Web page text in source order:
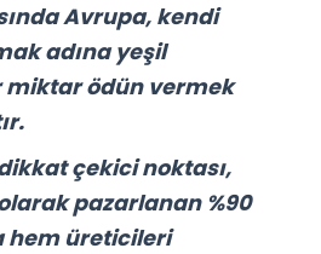
Avrupa, kendi
adına yeşil
ödün vermek
çekici noktası,
pazarlanan %90
hem üreticileri